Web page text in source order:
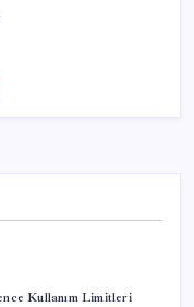
Kullanım Limitleri